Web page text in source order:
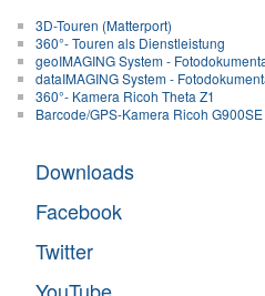
3D-Touren (Matterport)
360°- Touren als Dienstleistung
geoIMAGING System -
dataIMAGING System -
360°- Kamera Ricoh Theta Z1
Barcode/GPS-Kamera Ricoh G900SE
Downloads
Facebook
Twitter